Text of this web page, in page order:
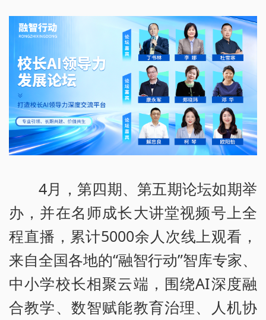
4月，第四期、第五期论坛如期举
办，并在名师成长大讲堂视频号上全
程直播，累计5000余人次线上观看，
来自全国各地的“融智行动”智库专家、
中小学校长相聚云端，围绕AI深度融
合教学、数智赋能教育治理、人机协